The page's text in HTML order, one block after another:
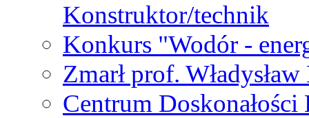
Konstruktor/technik
Konkurs "Wodór -
Zmarł prof.
Centrum